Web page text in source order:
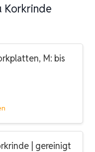
Korkrinde
M: bis
| gereinigt